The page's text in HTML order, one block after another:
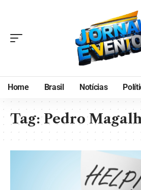
Home Brasil Notícias
Tag:Pedro